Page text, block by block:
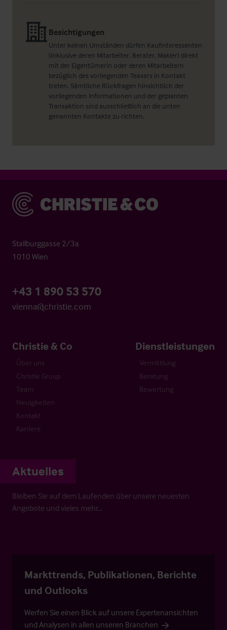
Besichtigungen
Unter keinen Umständen dürfen Kaufinteressenten
(inklusive deren Mitarbeiter, Berater, Makler) direkt
mit der Eigentümerin oder deren Mitarbeitern
bezüglich des vorliegenden Teasers in Kontakt
treten. Sämtliche Rückfragen hinsichtlich der
vorliegenden Informationen und der geplanten
Transaktion sind ausschließlich an die unten
genannten Kontakte zu richten.
Christie & Co
Stallburggasse 2/3a
1010 Wien
+43 1 890 53 570
vienna@christie.com
Christie & Co
Über uns
Christie Group
Team
Neuigkeiten
Kontakt
Karriere
Dienstleistungen
Vermittlung
Beratung
Bewertung
Aktuelles
Bleiben Sie auf dem Laufenden über unsere neuesten
Angebote und vieles mehr…
Markttrends, Publikationen, Berichte
und Outlooks
Werfen Sie einen Blick auf unsere Expertenansichten
und Analysen in allen unseren Branchen